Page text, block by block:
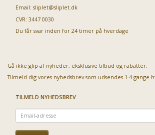
Email: sliplet@sliplet.dk
CVR: 3447 0030
Du får svar inden for 24 timer på hverdage
Gå ikke glip af nyheder, eksklusive tilbud og rabatter.
Tilmeld dig vores nyhedsbrev som udsendes 1-4 gange
TILMELD NYHEDSBREV
Email-
adresse